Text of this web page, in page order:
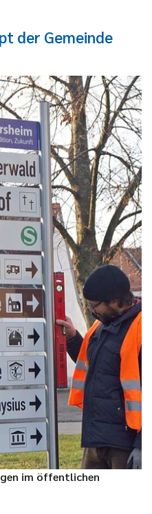
der Gemeinde
im öffentlichen